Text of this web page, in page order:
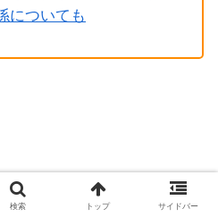
についても
検索 トップ サイドバー